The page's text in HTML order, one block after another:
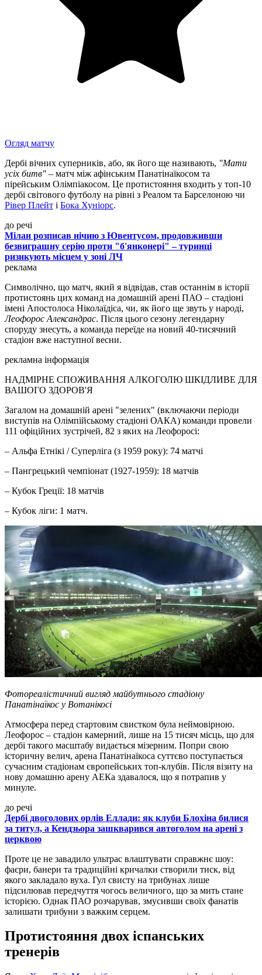
Огляд матчу
Дербі вічних суперників, або, як його ще називають, "Мати
усіх битв" – матч між афінським Панатінаїкосом та
пірейським Олімпіакосом. Це протистояння входить у топ-10
дербі світового футболу на рівні з Реалом та Барселоною чи
Рівер Плейт і Бока Хуніорс.
до речі
Мілан розписав нічию з Ювентусом, продовживши
безвиграшну серію проти "б'янконері" – туринці
ризикують місцем у зоні ЛЧ
реклама
Символічно, що матч, який я відвідав, став останнім в історії
протистоянь цих команд на домашній арені ПАО – стадіоні
імені Апостолоса Ніколаїдіса, чи, як його ще звуть у народі,
Леофорос Александрас. Після цього сезону легендарну
споруду знесуть, а команда переїде на новий 40-тисячний
стадіон вже наступної весни.
рекламна інформація
НАДМІРНЕ СПОЖИВАННЯ АЛКОГОЛЮ ШКІДЛИВЕ ДЛЯ
ВАШОГО ЗДОРОВ'Я
Загалом на домашній арені "зелених" (включаючи періоди
виступів на Олімпійському стадіоні ОАКА) команди провели
111 офіційних зустрічей, 82 з яких на Леофоросі:
– Альфа Етнікі / Суперліга (з 1959 року): 74 матчі
– Пангрецький чемпіонат (1927-1959): 18 матчів
– Кубок Греції: 18 матчів
– Кубок ліги: 1 матч.
Фотореалістичний вигляд майбутнього стадіону
Панатінаїкос у Вотанікосі
Атмосфера перед стартовим свистком була неймовірною.
Леофорос – стадіон камерний, лише на 15 тисяч місць, що для
дербі такого масштабу видається мізерним. Попри свою
історичну велич, арена Панатінаїкоса суттєво поступається
сучасним стадіонам європейських топ-клубів. Після візиту на
нову домашню арену АЕКа здавалося, що я потрапив у
минуле.
до речі
Дербі двоголових орлів Еллади: як клуби Блохіна билися
за титул, а Кендзьора зашкварився автоголом на арені з
церквою
Проте це не завадило ультрас влаштувати справжнє шоу:
фаєри, банери та традиційні кричалки створили тиск, від
якого закладало вуха. Гул свисту на трибунах лише
підсилював передчуття чогось величного, що за мить стане
історією. Однак ПАО розчарував, змусивши своїх фанатів
залишати трибуни з важким серцем.
Протистояння двох іспанських
тренерів